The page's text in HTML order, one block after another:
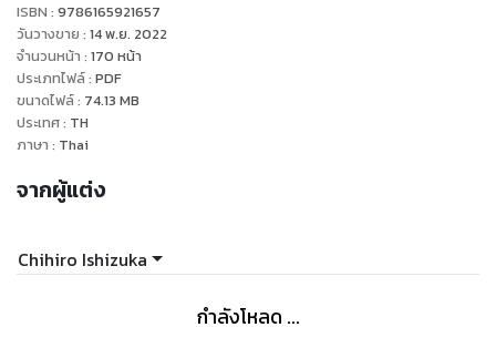
ISBN : 9786165921657
วันวางขาย : 14 พ.ย. 2022
จำนวนหน้า : 170 หน้า
ประเภทไฟล์: PDF
ขนาดไฟล์: 74.13 MB
ประเทศ: TH
ภาษา : Thai
จากผู้แต่ง
Chihiro Ishizuka
กำลังโหลด ...